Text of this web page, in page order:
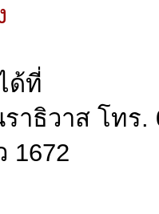
ด้ที่
าธิวาส โทร.
1672